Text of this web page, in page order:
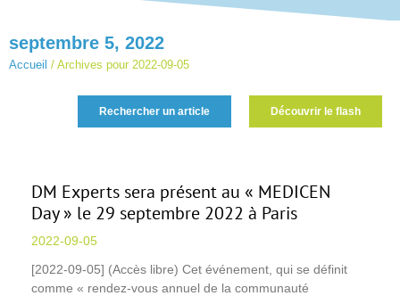
septembre 5, 2022
Accueil / Archives pour 2022-09-05
Rechercher un article Découvrir le flash
DM Experts sera présent au « MEDICEN
Day » le 29 septembre 2022 à Paris
2022-09-05
[2022-09-05] (Accès libre) Cet événement, qui se définit
comme « rendez-vous annuel de la communauté